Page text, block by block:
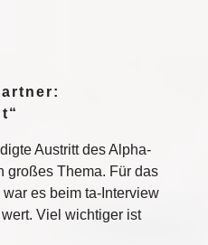
Austritt des Alpha-
großes Thema. Für das
es beim ta-Interview
Viel wichtiger ist